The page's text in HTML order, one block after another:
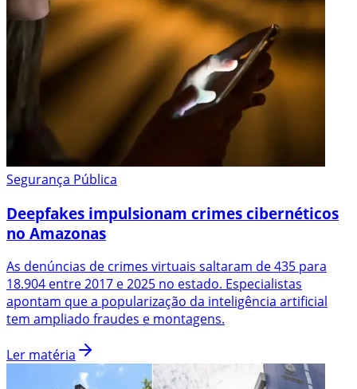
Segurança Pública
Deepfakes impulsionam crimes cibernéticos
no Amazonas
As denúncias de crimes virtuais saltaram de 435 para
18.904 entre 2017 e 2025 no estado. Especialistas
apontam que a popularização da inteligência artificial
tem ampliado fraudes e montagens.
Ler matéria